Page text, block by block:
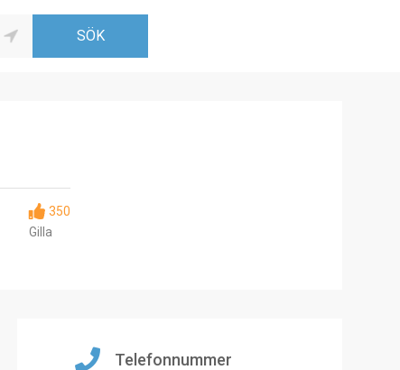
350
Gilla
Telefonnummer